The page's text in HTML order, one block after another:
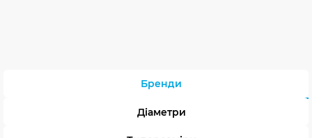
Бренди
Діаметри